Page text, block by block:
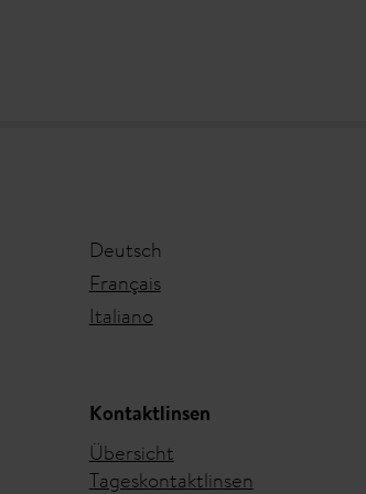
Deutsch
Français
Italiano
Kontaktlinsen
Übersicht
Tageskontaktlinsen